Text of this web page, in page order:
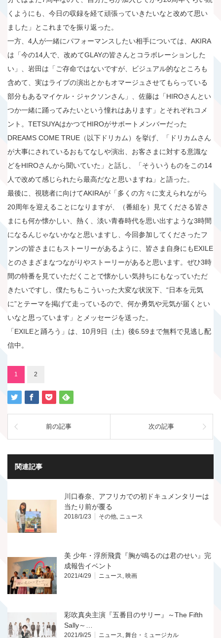
くようにも、今日の収録を経て頑張っていきたいなと改めて思い
ました」とこれまでを振り返った。
一方、4人が一緒にパフォーマンスしたい相手については、AKIRA
は「今の14人で、改めてGLAYの皆さんとコラボレーションした
い」、岩田は「ご存命ではないですが、ビジュアル的なところも
含めて、実はライブの演出とかもオマージュさせてもらっている
部分もあるマイケル・ジャクソンさん」、佐藤は「HIROさんとい
つか一緒に踊ってみたいという憧れはあります」とそれぞれコメ
ント。TETSUYAはかつてHIROがサポートメンバーだった
DREAMS COME TRUE（以下ドリカム）を挙げ、「ドリカムさん
が大事にされているおもてなしや演出、お客さまに対する意識な
どをHIROさんから聞いていた」と話し、「そういうものをこの14
人で改めて感じられたら最高だなと思いますね」と語った。
最後に、視聴者に向けてAKIRAが「多くの方々に支えられながら
20周年を迎えることになりますが、（番組を）見てくださる皆さ
まにも何か懐かしい、熱く、淡い青春時代を思い出すような3時間
になるんじゃないかなと思いますし、今回参加してくださったフ
ァンの皆さまにもストーリーがあるように、皆さま自身にもEXILE
とのさまざまなつながりやストーリーがあると思います。ぜひ3時
間の特番を見ていただくことで懐かしい気持ちにもなっていただ
きたいですし、僕たちもこういった大変な状況下、“日本を元気
に”とテーマを掲げて走っているので、何か勇気や元気が届くとい
いなと思っています」とメッセージを送った。
「EXILEと踊ろう」は、10月9日（土）後6.59まで無料で見逃し配
信中。
1 2
前の記事 次の記事
関連記事
川口春奈、アフリカでの初ドキュメンタリーは
当たり前が覆る
2018/1/23 その他, ニュース
美 少年・浮所飛貴『胸が鳴るのは君のせい』完
成報告イベント
2021/4/29 ニュース, 映画
彩吹真央主演『五番目のサリー』～The Fifth
Sally～…
2021/9/25 ニュース, 舞台・ミュージカル